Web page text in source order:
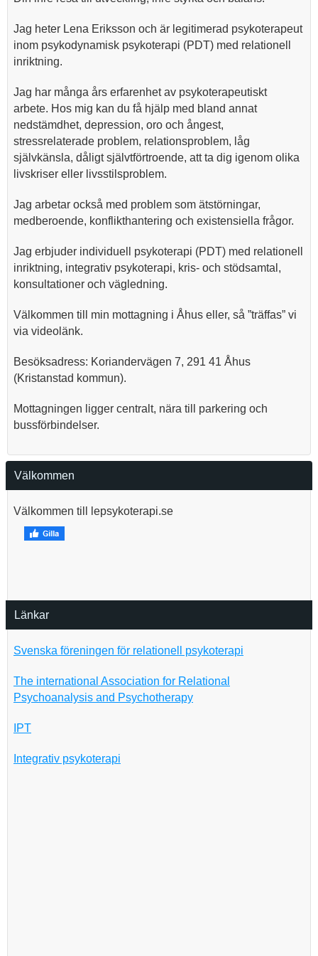
Jag heter Lena Eriksson och är legitimerad psykoterapeut
inom psykodynamisk psykoterapi (PDT) med relationell
inriktning.
Jag har många års erfarenhet av psykoterapeutiskt
arbete. Hos mig kan du få hjälp med bland annat
nedstämdhet, depression, oro och ångest,
stressrelaterade problem, relationsproblem, låg
självkänsla, dåligt självtförtroende, att ta dig igenom olika
livskriser eller livsstilsproblem.
Jag arbetar också med problem som ätstörningar,
medberoende, konflikthantering och existensiella frågor.
Jag erbjuder individuell psykoterapi (PDT) med relationell
inriktning, integrativ psykoterapi, kris- och stödsamtal,
konsultationer och vägledning.
Välkommen till min mottagning i Åhus eller, så ”träffas” vi
via videolänk.
Besöksadress: Koriandervägen 7, 291 41 Åhus
(Kristanstad kommun).
Mottagningen ligger centralt, nära till parkering och
bussförbindelser.
Välkommen
Välkommen till lepsykoterapi.se
Länkar
Svenska föreningen för relationell psykoterapi
The international Association for Relational
Psychoanalysis and Psychotherapy
IPT
Integrativ psykoterapi